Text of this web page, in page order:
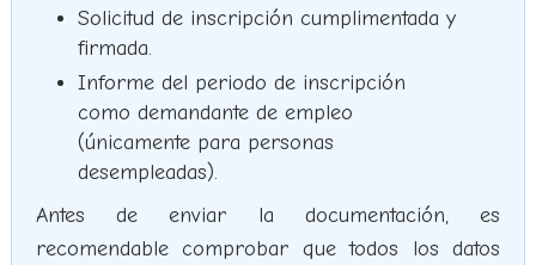
Solicitud de inscripción cumplimentada y
firmada.
Informe del periodo de inscripción
como demandante de empleo
(únicamente para personas
desempleadas).
Antes de enviar la documentación, es
recomendable comprobar que todos los datos